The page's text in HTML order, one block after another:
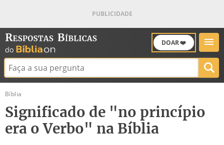
DOAR ❤️
Buscar:
Bíblia
Significado de "no princípio
era o Verbo" na Bíblia